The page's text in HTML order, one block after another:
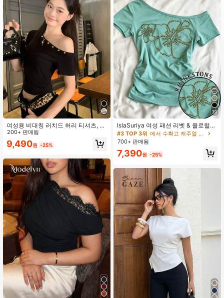
4.92 1.2M 팔로워
4.92 1.2M 팔로워
4.92 1.2M 팔로워
4.92 1.2M 팔로워
여성용 비대칭 러치드 허리 티셔츠, 비
대칭 비대칭 어깨 크롭 탑 반팔, 여름
캐주얼 블랙
200+ 판매됨
9,490원 -25%
30
IslaSuriya 여성 패션 리벳 & 플로럴
패턴 비대칭 어깨 타이트 반팔 티셔츠,
여름
#3 TOP 3위
에서 수확고 캐주얼 티셔츠
700+ 판매됨
7,390원 -25%